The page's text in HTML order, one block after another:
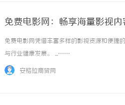
免费电影网：畅享海量影视
免费电影网凭借丰富多样的影视资源和便捷
与行业健康发展。 ...……
安格拉商贸网